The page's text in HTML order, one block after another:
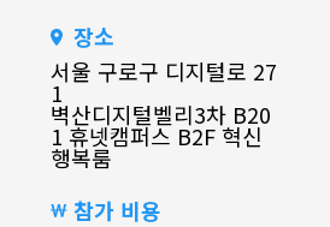
장소
서울 구로구 디지털로 27
1
벽산디지털벨리3차 B20
1 휴넷캠퍼스 B2F 혁신
행복룸
참가 비용